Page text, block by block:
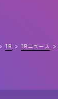
IR IRニュース